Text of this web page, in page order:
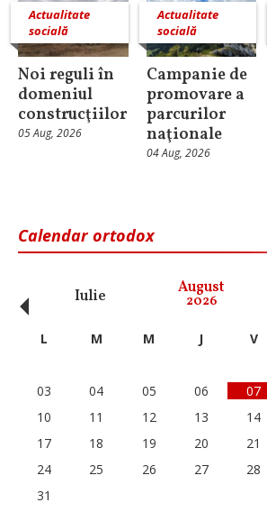
Actualitate
socială
Noi reguli în
domeniul
construcţiilor
05 Aug, 2026
Actualitate
socială
Campanie de
promovare a
parcurilor
naţionale
04 Aug, 2026
Calendar ortodox
Iulie August
2026
‹ L M M J V
03
04 05 06 07
10
11 12 13 14
17
18 19 20 21
24
25 26 27 28
31